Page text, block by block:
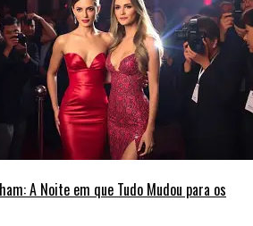
A Noite em que Tudo Mudou para os